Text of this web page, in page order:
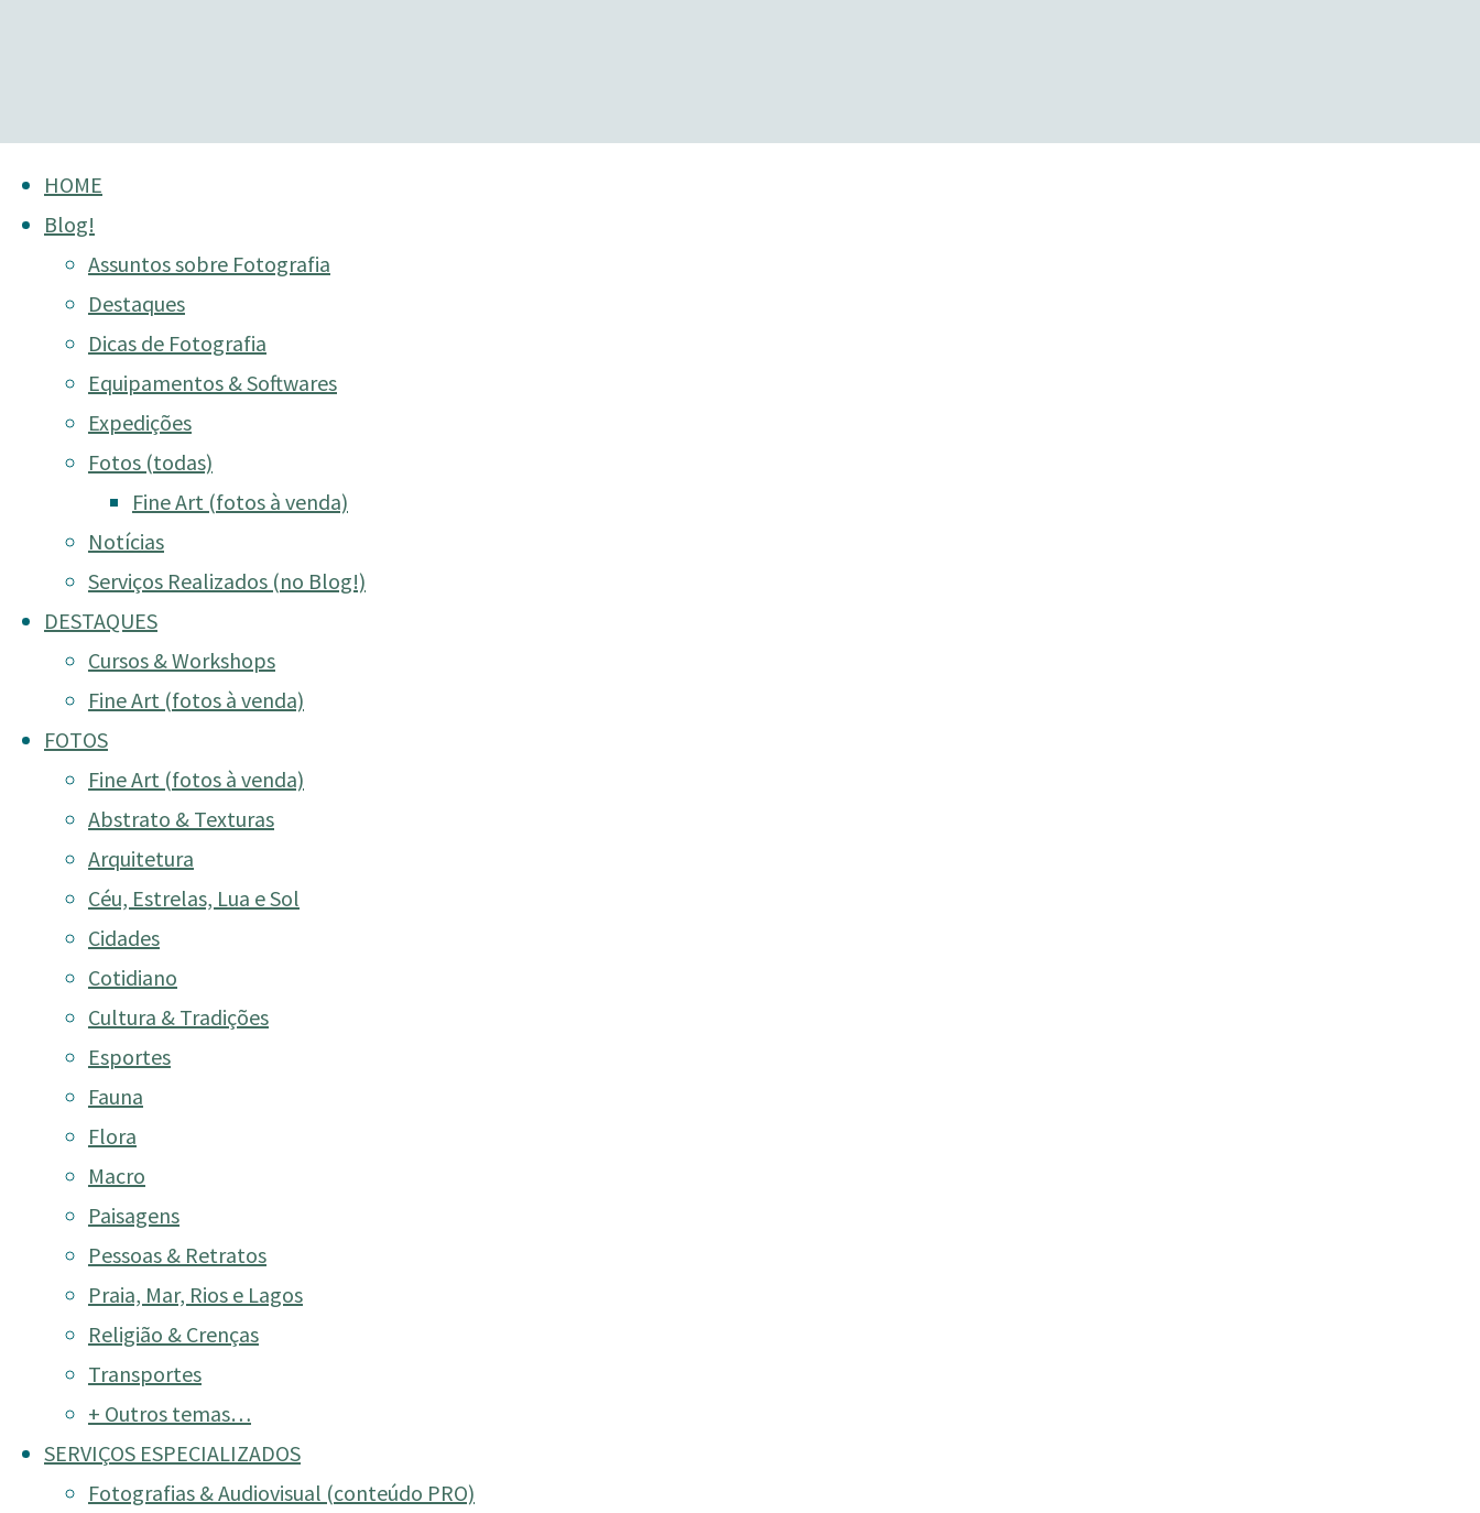
content
HOME
Blog!
Assuntos sobre Fotografia
Destaques
Dicas de Fotografia
Equipamentos & Softwares
Expedições
Fotos (todas)
Fine Art (fotos à venda)
Notícias
Serviços Realizados (no Blog!)
DESTAQUES
Cursos & Workshops
Fine Art (fotos à venda)
FOTOS
Fine Art (fotos à venda)
Abstrato & Texturas
Arquitetura
Céu, Estrelas, Lua e Sol
Cidades
Cotidiano
Cultura & Tradições
Esportes
Fauna
Flora
Macro
Paisagens
Pessoas & Retratos
Praia, Mar, Rios e Lagos
Religião & Crenças
Transportes
+ Outros temas…
SERVIÇOS ESPECIALIZADOS
Fotografias & Audiovisual (conteúdo PRO)
2013 – Elefante – DSC_9555
1772 × 1181pixels